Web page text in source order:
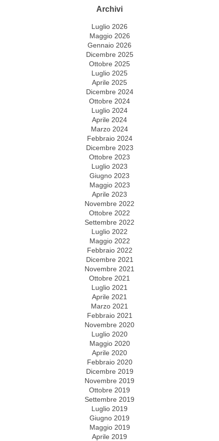
Archivi
Luglio 2026
Maggio 2026
Gennaio 2026
Dicembre 2025
Ottobre 2025
Luglio 2025
Aprile 2025
Dicembre 2024
Ottobre 2024
Luglio 2024
Aprile 2024
Marzo 2024
Febbraio 2024
Dicembre 2023
Ottobre 2023
Luglio 2023
Giugno 2023
Maggio 2023
Aprile 2023
Novembre 2022
Ottobre 2022
Settembre 2022
Luglio 2022
Maggio 2022
Febbraio 2022
Dicembre 2021
Novembre 2021
Ottobre 2021
Luglio 2021
Aprile 2021
Marzo 2021
Febbraio 2021
Novembre 2020
Luglio 2020
Maggio 2020
Aprile 2020
Febbraio 2020
Dicembre 2019
Novembre 2019
Ottobre 2019
Settembre 2019
Luglio 2019
Giugno 2019
Maggio 2019
Aprile 2019